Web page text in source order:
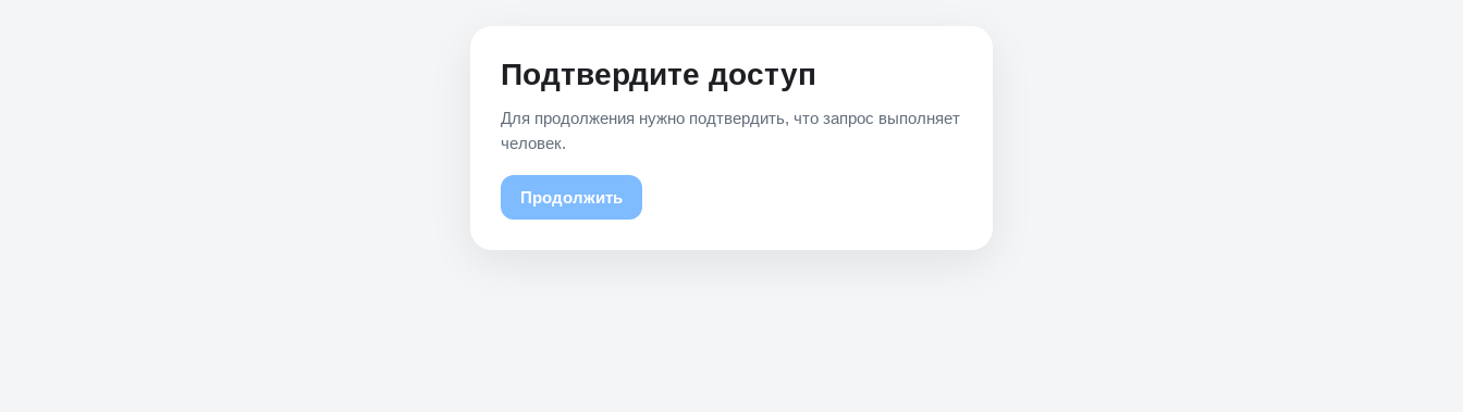
Подтвердите доступ
Для продолжения нужно подтвердить, что запрос выполняет
человек.
Продолжить